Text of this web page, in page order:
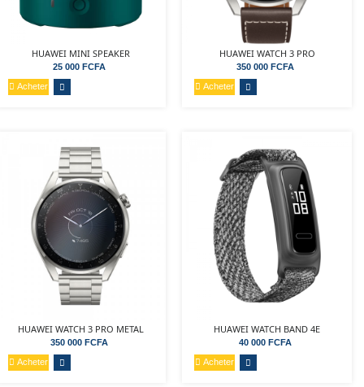
HUAWEI MINI SPEAKER
25 000 FCFA
Acheter
HUAWEI WATCH 3 PRO
350 000 FCFA
Acheter
HUAWEI WATCH 3 PRO METAL
350 000 FCFA
Acheter
HUAWEI WATCH BAND 4E
40 000 FCFA
Acheter